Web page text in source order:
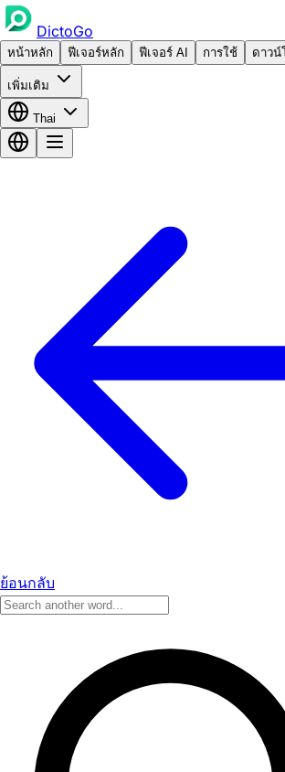
DictoGo
หน้าหลัก ฟีเจอร์หลัก ฟีเจอร์ AI การใช้ ดาวน์
เพิ่มเติม
Thai
ย้อนกลับ